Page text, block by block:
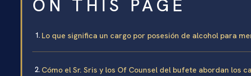
ON THIS PAGE
Lo que significa un cargo por posesión de alcohol para
Cómo el Sr. Sris y los Of Counsel del bufete abordan los